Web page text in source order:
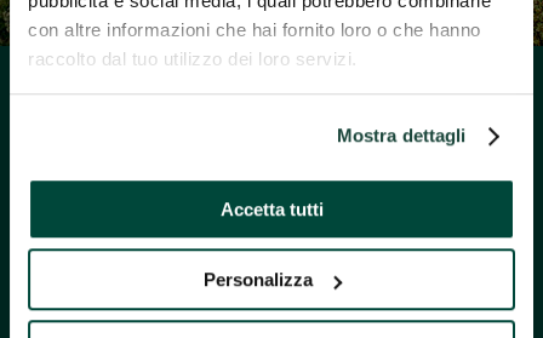
con altre informazioni che hai fornito loro o che hanno
raccolto dal tuo utilizzo dei loro servizi.
Mostra dettagli
Accetta tutti
Personalizza